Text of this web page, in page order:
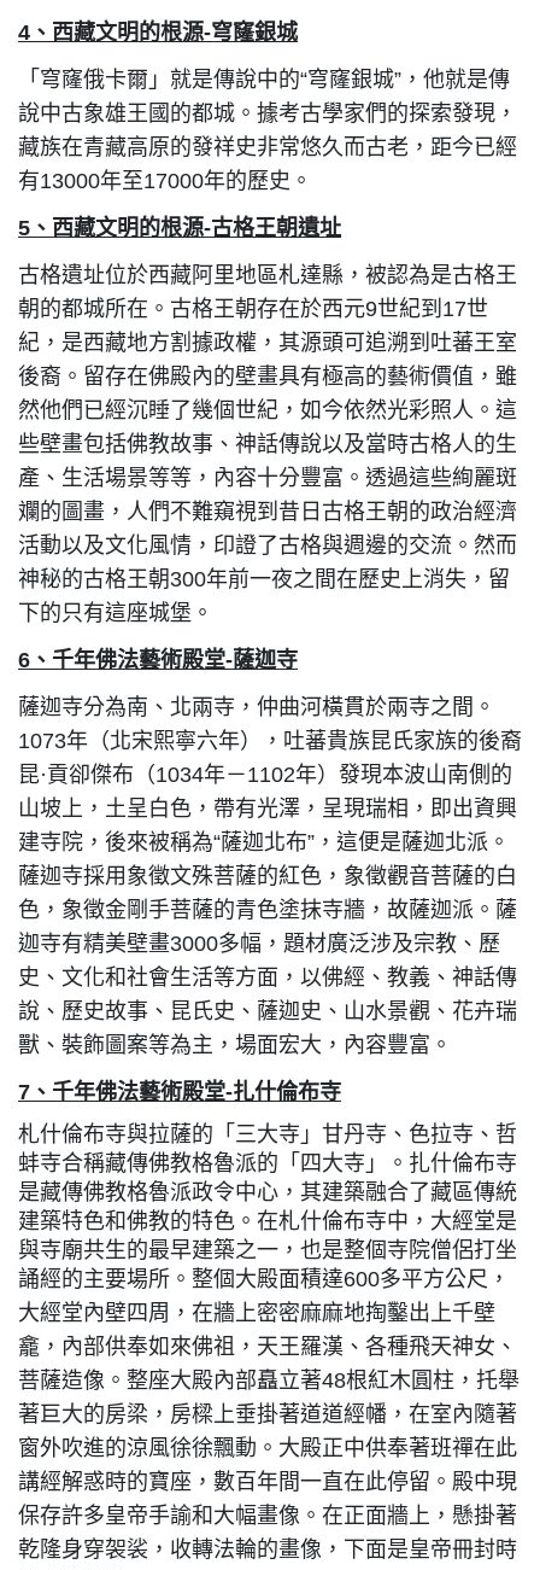
4 、西藏文明的根源-穹窿銀城
「穹窿俄卡爾」就是傳說中的“穹窿銀城”，他就是傳
說中古象雄王國的都城。據考古學家們的探索發現，
藏族在青藏高原的發祥史非常悠久而古老，距今已經
有13000年至17000年的歷史。
5 、西藏文明的根源-古格王朝遺址
古格遺址位於西藏阿里地區札達縣，被認為是古格王
朝的都城所在。古格王朝存在於西元9世紀到17世
紀，是西藏地方割據政權，其源頭可追溯到吐蕃王室
後裔。留存在佛殿內的壁畫具有極高的藝術價值，雖
然他們已經沉睡了幾個世紀，如今依然光彩照人。這
些壁畫包括佛教故事、神話傳說以及當時古格人的生
產、生活場景等等，內容十分豐富。透過這些絢麗斑
斕的圖畫，人們不難窺視到昔日古格王朝的政治經濟
活動以及文化風情，印證了古格與週邊的交流。然而
神秘的古格王朝300年前一夜之間在歷史上消失，留
下的只有這座城堡。
6 、千年佛法藝術殿堂-薩迦寺
薩迦寺分為南、北兩寺，仲曲河橫貫於兩寺之間。
1073年（北宋熙寧六年），吐蕃貴族昆氏家族的後裔
昆·貢卻傑布（1034年－1102年）發現本波山南側的
山坡上，土呈白色，帶有光澤，呈現瑞相，即出資興
建寺院，後來被稱為“薩迦北布”，這便是薩迦北派。
薩迦寺採用象徵文殊菩薩的紅色，象徵觀音菩薩的白
色，象徵金剛手菩薩的青色塗抹寺牆，故薩迦派。薩
迦寺有精美壁畫3000多幅，題材廣泛涉及宗教、歷
史、文化和社會生活等方面，以佛經、教義、神話傳
說、歷史故事、昆氏史、薩迦史、山水景觀、花卉瑞
獸、裝飾圖案等為主，場面宏大，內容豐富。
7 、千年佛法藝術殿堂-扎什倫布寺
札什倫布寺與拉薩的「三大寺」甘丹寺、色拉寺、哲
蚌寺合稱藏傳佛教格魯派的「四大寺」。扎什倫布寺
是藏傳佛教格魯派政令中心，其建築融合了藏區傳統
建築特色和佛教的特色。在札什倫布寺中，大經堂是
與寺廟共生的最早建築之一，也是整個寺院僧侶打坐
誦經的主要場所。整個大殿面積達600多平方公尺，
大經堂內壁四周，在牆上密密麻麻地掏鑿出上千壁
龕，內部供奉如來佛祖，天王羅漢、各種飛天神女、
菩薩造像。整座大殿內部矗立著48根紅木圓柱，托舉
著巨大的房梁，房樑上垂掛著道道經幡，在室內隨著
窗外吹進的涼風徐徐飄動。大殿正中供奉著班禪在此
講經解惑時的寶座，數百年間一直在此停留。殿中現
保存許多皇帝手諭和大幅畫像。在正面牆上，懸掛著
乾隆身穿袈裟，收轉法輪的畫像，下面是皇帝冊封時